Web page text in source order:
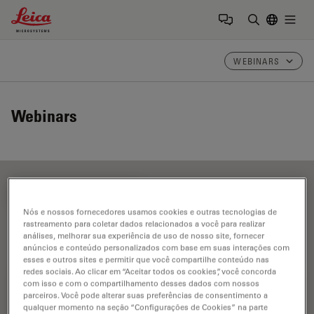
Leica Microsystems Logo
WEBINARS
Webinars
Software de microscopia
Nós e nossos fornecedores usamos cookies e outras tecnologias de
rastreamento para coletar dados relacionados a você para realizar
análises, melhorar sua experiência de uso de nosso site, fornecer
anúncios e conteúdo personalizados com base em suas interações com
esses e outros sites e permitir que você compartilhe conteúdo nas
redes sociais. Ao clicar em “Aceitar todos os cookies”, você concorda
com isso e com o compartilhamento desses dados com nossos
parceiros. Você pode alterar suas preferências de consentimento a
qualquer momento na seção “Configurações de Cookies” na parte